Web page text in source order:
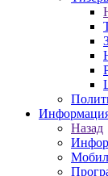
Назад